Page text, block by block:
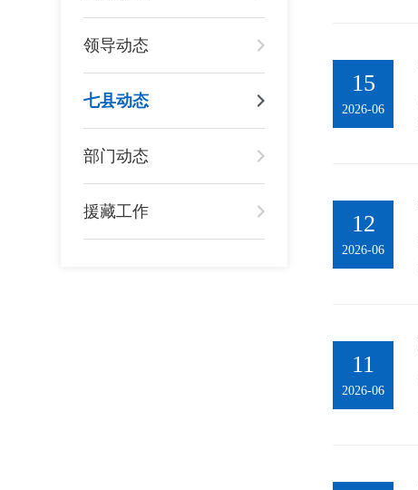
领导动态
七县动态
部门动态
援藏工作
15
2026-06
12
2026-06
11
2026-06